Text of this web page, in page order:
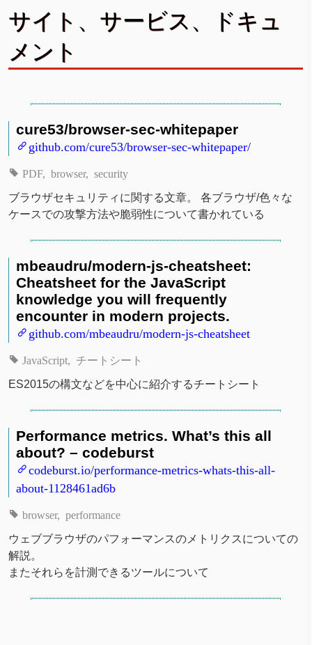
サイト、サービス、ドキュ
メント
cure53/browser-sec-whitepaper
github.com/cure53/browser-sec-whitepaper/
PDF browser security
ブラウザセキュリティに関する文章。 各ブラウザ/色々な
ケースでの攻撃方法や脆弱性について書かれている
mbeaudru/modern-js-cheatsheet:
Cheatsheet for the JavaScript
knowledge you will frequently
encounter in modern projects.
github.com/mbeaudru/modern-js-cheatsheet
JavaScript チートシート
ES2015の構文などを中心に紹介するチートシート
Performance metrics. What’s this all
about? – codeburst
codeburst.io/performance-metrics-whats-this-all-
about-1128461ad6b
browser performance
ウェブブラウザのパフォーマンスのメトリクスについての
解説。
またそれらを計測できるツールについて